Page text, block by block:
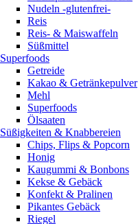
Nudeln -glutenfrei-
Reis
Reis- & Maiswaffeln
Süßmittel
Superfoods
Getreide
Kakao & Getränkepulver
Mehl
Superfoods
Ölsaaten
Süßigkeiten & Knabbereien
Chips, Flips & Popcorn
Honig
Kaugummi & Bonbons
Kekse & Gebäck
Konfekt & Pralinen
Pikantes Gebäck
Riegel